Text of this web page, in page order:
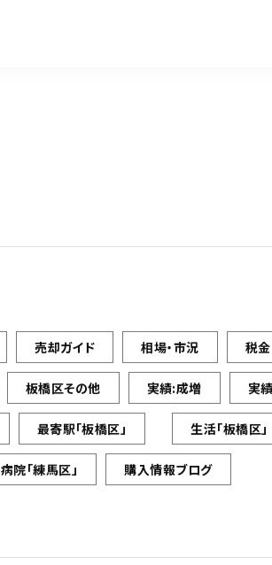
売却ガイド 相場・市況 税金
板橋区その他 実績:成増 実
最寄駅「板橋区」 生活「板橋区」
病院「練馬区」 購入情報ブログ